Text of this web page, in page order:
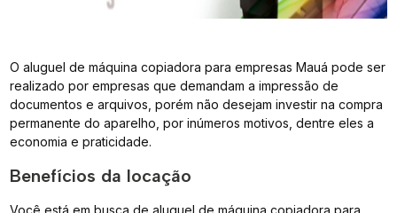
O aluguel de máquina copiadora para empresas Mauá pode ser
realizado por empresas que demandam a impressão de
documentos e arquivos, porém não desejam investir na compra
permanente do aparelho, por inúmeros motivos, dentre eles a
economia e praticidade.
Benefícios da locação
Você está em busca de aluguel de máquina copiadora para